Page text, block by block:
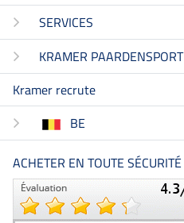
SERVICES
KRAMER PAARDENSPORT
Kramer recrute
BE
ACHETER EN TOUTE SÉCURITÉ